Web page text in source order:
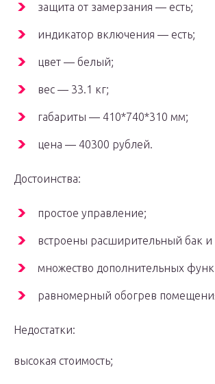
защита от замерзания — есть;
индикатор включения — есть;
цвет — белый;
вес — 33.1 кг;
габариты — 410*740*310 мм;
цена — 40300 рублей.
Достоинства:
простое управление;
встроены расширительный бак и
множество дополнительных
равномерный обогрев
Недостатки:
высокая стоимость;